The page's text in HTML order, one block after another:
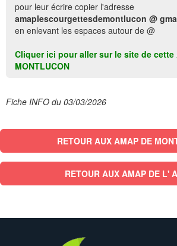
pour leur écrire copier l'adresse
amaplescourgettesdemontlucon @
en enlevant les espaces autour de @
Cliquer ici pour aller sur le site de cette
MONTLUCON
Fiche INFO du 03/03/2026
RETOUR AUX AMAP DE
RETOUR AUX AMAP DE L'